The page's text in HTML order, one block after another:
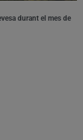
durant el mes de